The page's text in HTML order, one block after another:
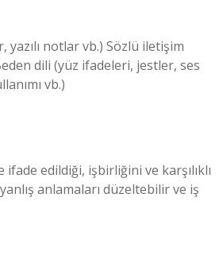
notlar vb.) Sözlü iletişim
dili (yüz ifadeleri, jestler, ses
vb.)
edildiği, işbirliğini ve karşılıklı
anlamaları düzeltebilir ve iş